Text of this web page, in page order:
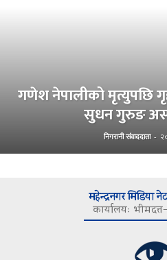
गणेश नेपालीको मृत्युपछि
सुधन गुरुङ
निगरानी संवाददाता -
महेन्द्रनगर मिडिया
कार्यालयः